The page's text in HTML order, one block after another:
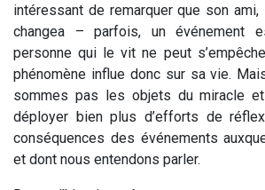
intéressant de remarquer que son
changea – parfois, un
personne qui le vit ne peut
phénomène influe donc sur sa vie.
sommes pas les objets du miracle
déployer bien plus d’efforts de
conséquences des événements
et dont nous entendons parler.